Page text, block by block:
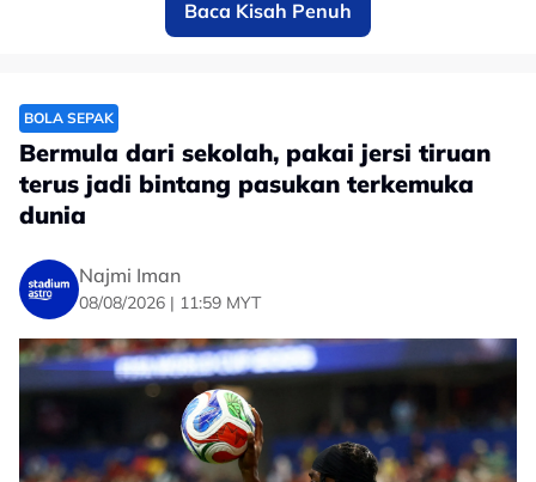
Dia dijangkakan akan mengisi tempat kosong yang
ditinggalkan Endrick Dos Santos -susulan kecederaan-
melangkah ke separuh akhir Piala Hyundai ASEAN
malam ini.
"Saya tidak kisah sama ada diturunkan dalam
kesebelasan utama atau masuk sebagai pemain
Baca Kisah Penuh
BOLA SEPAK
Bermula dari sekolah, pakai jersi tiruan
terus jadi bintang pasukan terkemuka
dunia
Najmi Iman
08/08/2026 | 11:59 MYT